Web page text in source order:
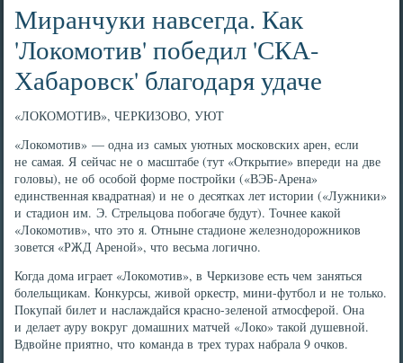
Миранчуки навсегда. Как
'Локомотив' победил 'СКА-
Хабаровск' благодаря удаче
«ЛОКОМОТИВ», ЧЕРКИЗОВО, УЮТ
«Локомотив» — одна из самых уютных московских арен, если
не самая. Я сейчас не о масштабе (тут «Открытие» впереди на две
головы), не об особой форме постройки («ВЭБ-Арена»
единственная квадратная) и не о десятках лет истории («Лужники»
и стадион им. Э. Стрельцова побогаче будут). Точнее какой
«Локомотив», что это я. Отныне стадионе железнодорожников
зовется «РЖД Ареной», что весьма логично.
Когда дома играет «Локомотив», в Черкизове есть чем заняться
болельщикам. Конкурсы, живой оркестр, мини-футбол и не только.
Покупай билет и наслаждайся красно-зеленой атмосферой. Она
и делает ауру вокруг домашних матчей «Локо» такой душевной.
Вдвойне приятно, что команда в трех турах набрала 9 очков.